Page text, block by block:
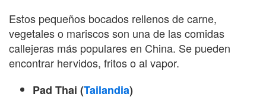
Estos pequeños bocados rellenos de carne,
vegetales o mariscos son una de las comidas
callejeras más populares en China. Se pueden
encontrar hervidos, fritos o al vapor.
Pad Thai (Tailandia)